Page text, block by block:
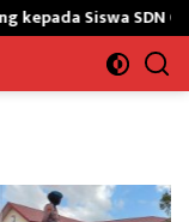
SDN Gunung